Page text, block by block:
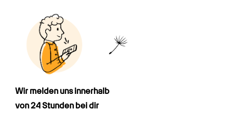
Wir melden uns innerhalb
von 24 Stunden bei dir